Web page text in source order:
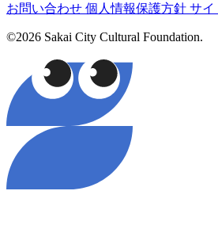
お問い合わせ 個人情報保護方針 サイ
©2026 Sakai City Cultural Foundation.